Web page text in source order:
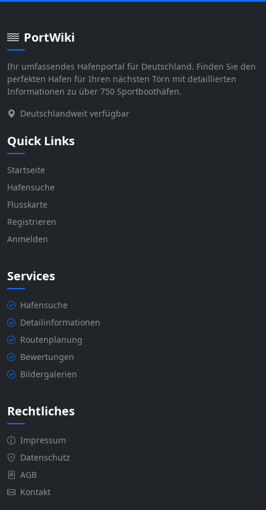
PortWiki
Ihr umfassendes Hafenportal für Deutschland. Finden Sie den
perfekten Hafen für Ihren nächsten Törn mit detaillierten
Informationen zu über 750 Sportboothäfen.
Deutschlandweit verfügbar
Quick Links
Startseite
Hafensuche
Flusskarte
Registrieren
Anmelden
Services
Hafensuche
Detailinformationen
Routenplanung
Bewertungen
Bildergalerien
Rechtliches
Impressum
Datenschutz
AGB
Kontakt